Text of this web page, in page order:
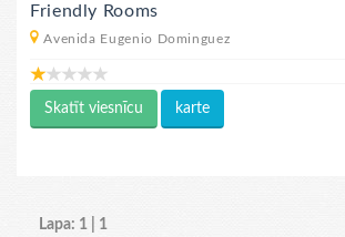
Friendly Rooms
Avenida Eugenio Dominguez
Skatīt viesnīcu karte
Lapa: 1 | 1